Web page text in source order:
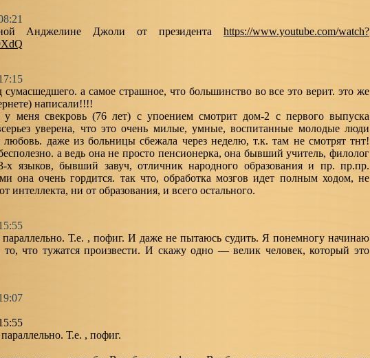
Анджелине Джоли от президента https://www.youtube.com/watch?
сумасшедшего. а самое страшное, что большинство во все это верит. это же
написали!!!!
у меня свекровь (76 лет) с упоением смотрит дом-2 с первого выпуска
уверена, что это очень милые, умные, воспитанные молодые люди
любовь. даже из больницы сбежала через неделю, т.к. там не смотрят тнт!
а ведь она не просто пенсионерка, она бывший учитель, филолог
х языков, бывший завуч, отличник народного образования и пр. пр.пр.
она очень гордится. так что, обработка мозгов идет полным ходом, не
интеллекта, ни от образования, и всего остального.
Т.е. , пофиг. И даже не пытаюсь судить. Я понемногу начинаю
то, что тужатся произвести. И скажу одно — велик человек, который это
Т.е. , пофиг.